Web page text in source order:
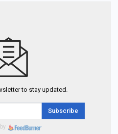
to stay updated.
Subscribe